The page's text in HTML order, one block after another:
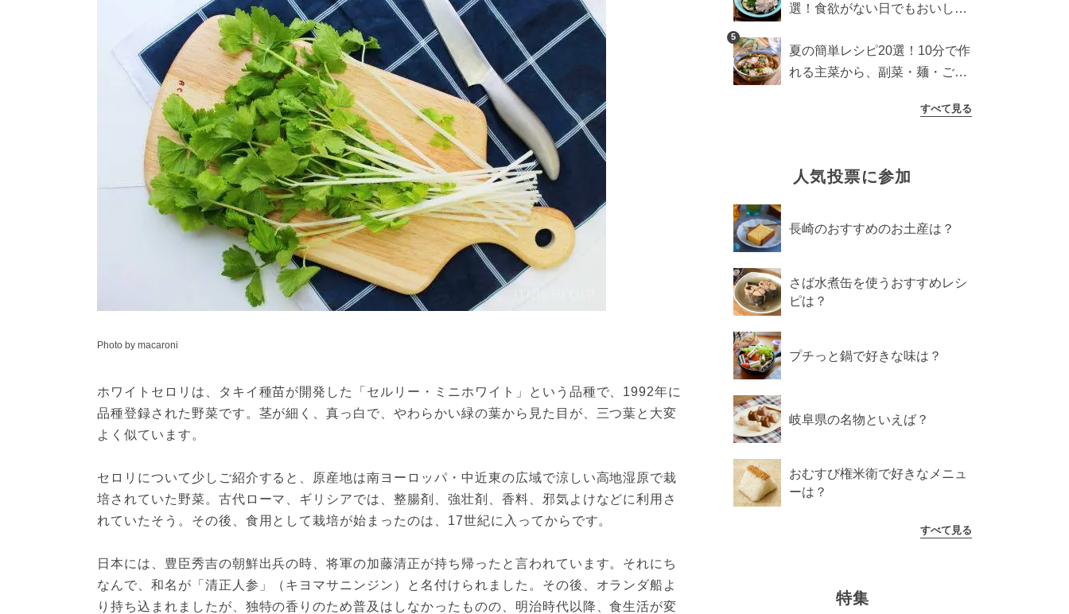
Photo by macaroni
ホワイトセロリは、タキイ種苗が開発した「セルリー・ミニホワイト」という品種で、1992年に
品種登録された野菜です。茎が細く、真っ白で、やわらかい緑の葉から見た目が、三つ葉と大変
よく似ています。
セロリについて少しご紹介すると、原産地は南ヨーロッパ・中近東の広域で涼しい高地湿原で栽
培されていた野菜。古代ローマ、ギリシアでは、整腸剤、強壮剤、香料、邪気よけなどに利用さ
れていたそう。その後、食用として栽培が始まったのは、17世紀に入ってからです。
日本には、豊臣秀吉の朝鮮出兵の時、将軍の加藤清正が持ち帰ったと言われています。それにち
なんで、和名が「清正人参」（キヨマサニンジン）と名付けられました。その後、オランダ船よ
り持ち込まれましたが、独特の香りのため普及はしなかったものの、明治時代以降、食生活が変
選！食欲がない日でもおいしい
5
夏の簡単レシピ20選！10分で作
れる主菜から、副菜・麺・ごは
すべて見る
人気投票に参加
長崎のおすすめのお土産は？
さば水煮缶を使うおすすめレシ
ピは？
プチっと鍋で好きな味は？
岐阜県の名物といえば？
おむすび権米衛で好きなメニュ
ーは？
すべて見る
特集